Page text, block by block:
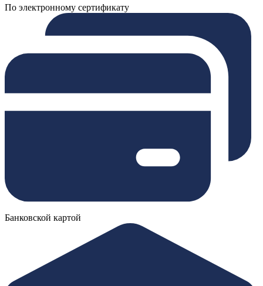
По электронному сертификату
Банковской картой